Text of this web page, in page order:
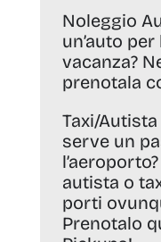
Noleggio
un’auto
vacanza?
prenotala
Taxi/
serve un
autista o
porti
Prenotalo